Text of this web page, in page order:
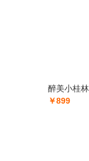
醉美小桂
￥899